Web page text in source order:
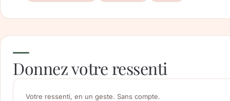
Donnez votre ressenti
Votre ressenti, en un geste. Sans compte.